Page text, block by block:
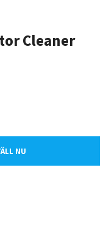
Cleaner
NU